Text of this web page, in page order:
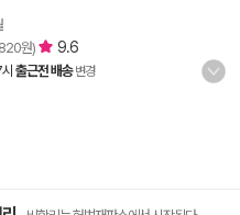
원) 9.6
출근전 배송 변경